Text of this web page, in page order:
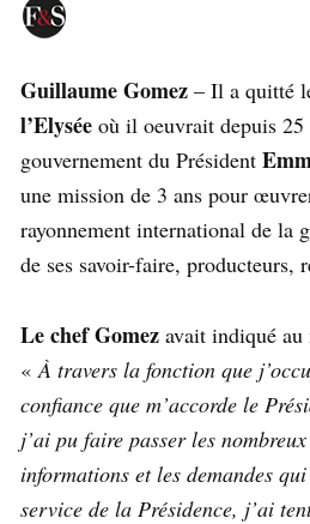
Guillaume Gomez – Il a quitté
l’Elysée où il oeuvrait depuis
gouvernement du Président
une mission de 3 ans pour
rayonnement international de la
de ses savoir-faire, producteurs,
Le chef Gomez avait indiqué
«À travers la fonction que
confiance que m’accorde le
j’ai pu faire passer les
informations et les demandes
service de la Présidence, j’ai